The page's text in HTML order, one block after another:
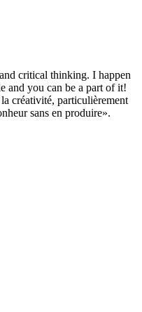
critical thinking. I happen
and you can be a part of it!
créativité, particulièrement
sans en produire».